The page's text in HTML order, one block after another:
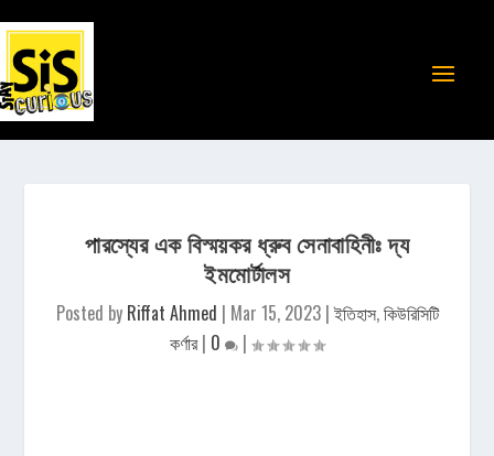
পারস্যের এক বিস্ময়কর ধ্রুব সেনাবাহিনীঃ দ্য
ইমমোর্টালস
Posted by Riffat Ahmed | Mar 15, 2023|ইতিহাস,কিউরিসিটি
কর্ণার| 0 |